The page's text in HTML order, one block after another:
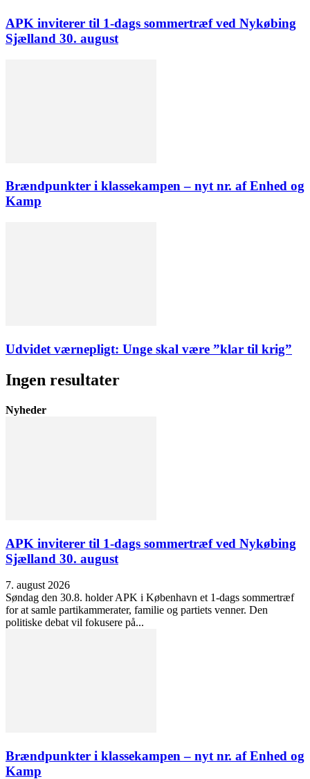
APK inviterer til 1-dags sommertræf ved Nykøbing
Sjælland 30. august
Brændpunkter i klassekampen – nyt nr. af Enhed og
Kamp
Udvidet værnepligt: Unge skal være ”klar til krig”
Ingen resultater
Nyheder
APK inviterer til 1-dags sommertræf ved Nykøbing
Sjælland 30. august
7. august 2026
Søndag den 30.8. holder APK i København et 1-dags sommertræf
for at samle partikammerater, familie og partiets venner. Den
politiske debat vil fokusere på...
Brændpunkter i klassekampen – nyt nr. af Enhed og
Kamp